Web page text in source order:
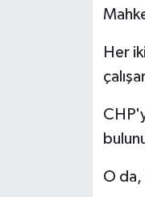
Her
O da,